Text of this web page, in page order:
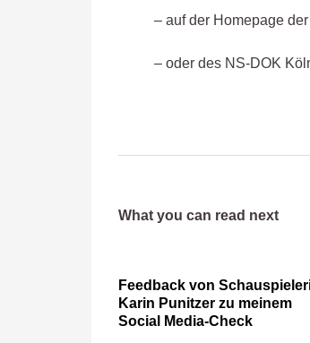
– auf der Homepage der
– oder des NS-DOK
What you can read next
Feedback von
Karin Punitzer zu meinem
Social Media-Check